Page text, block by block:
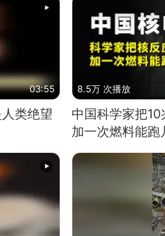
03:55
类绝望
8.5万 次播放
中国科学家把10
加一次燃料能跑